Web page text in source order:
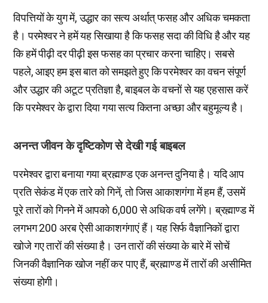
विपत्तियों के युग में, उद्धार का सत्य अर्थात् फसह और अधिक चमकता
है। परमेश्वर ने हमें यह सिखाया है कि फसह सदा की विधि है और यह
कि हमें पीढ़ी दर पीढ़ी इस फसह का प्रचार करना चाहिए। सबसे
पहले, आइए हम इस बात को समझते हुए कि परमेश्वर का वचन संपूर्ण
और उद्धार की अटूट प्रतिज्ञा है, बाइबल के वचनों से यह एहसास करें
कि परमेश्वर के द्वारा दिया गया सत्य कितना अच्छा और बहुमूल्य है।
अनन्त जीवन के दृष्टिकोण से देखी गई बाइबल
परमेश्वर द्वारा बनाया गया ब्रह्माण्ड एक अनन्त दुनिया है। यदि आप
प्रति सेकंड में एक तारे को गिनें, तो जिस आकाशगंगा में हम हैं, उसमें
पूरे तारों को गिनने में आपको 6,000 से अधिक वर्ष लगेंगे। ब्रह्माण्ड में
लगभग 200 अरब ऐसी आकाशगंगाएं हैं। यह सिर्फ वैज्ञानिकों द्वारा
खोजे गए तारों की संख्या है। उन तारों की संख्या के बारे में सोचें
जिनकी वैज्ञानिक खोज नहीं कर पाए हैं, ब्रह्माण्ड में तारों की असीमित
संख्या होगी।